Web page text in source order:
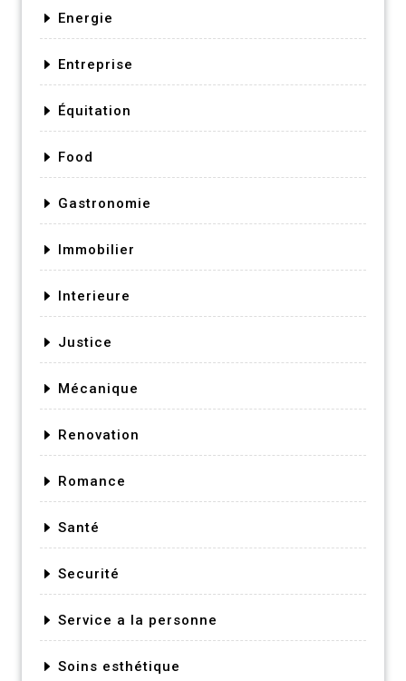
Energie
Entreprise
Équitation
Food
Gastronomie
Immobilier
Interieure
Justice
Mécanique
Renovation
Romance
Santé
Securité
Service a la personne
Soins esthétique